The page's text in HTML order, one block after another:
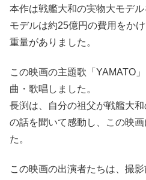
本作は戦艦大和の実物大モデル
モデルは約25億円の費用をか
重量がありました。
この映画の主題歌「YAMATO
曲・歌唱しました。
長渕は、自分の祖父が戦艦大
の話を聞いて感動し、この映
た。
この映画の出演者たちは、撮